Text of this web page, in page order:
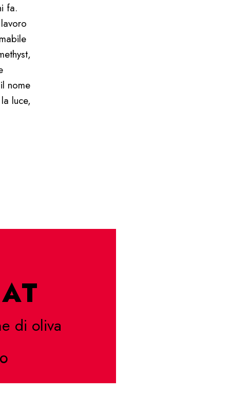
fa.
nome
luce,
di oliva